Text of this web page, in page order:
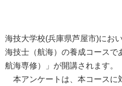
海技大学校(兵庫県芦屋市)にお
海技士（航海）の養成コースで
航海専修）」が開講されます。
本アンケートは、本コースに